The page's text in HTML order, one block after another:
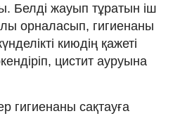
Белді жауып тұратын іш
орналасып, гигиенаны
киюдің қажеті
цистит ауруына
гигиенаны сақтауға